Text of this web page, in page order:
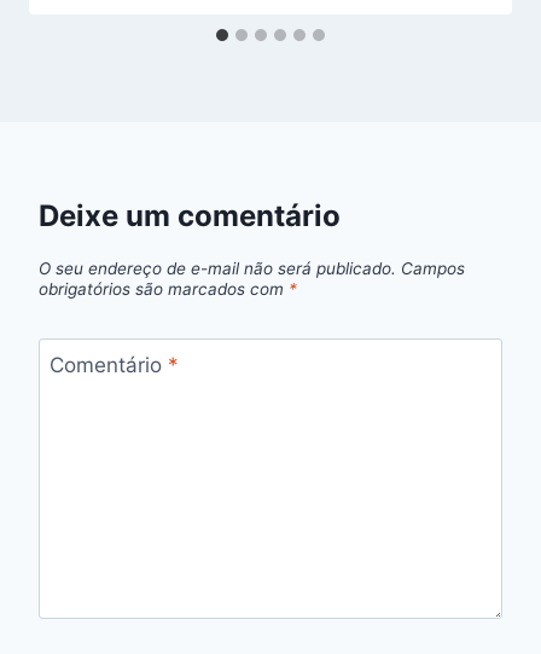
Deixe um comentário
O seu endereço de e-mail não será publicado. Campos
obrigatórios são marcados com *
Comentário *